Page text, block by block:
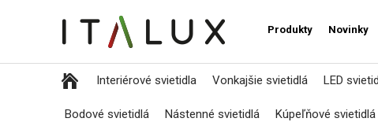
Produkty Novinky
Interiérové svietidla Vonkajšie svietidlá LED
Bodové svietidlá Nástenné svietidlá Kúpeľňové svietidlá